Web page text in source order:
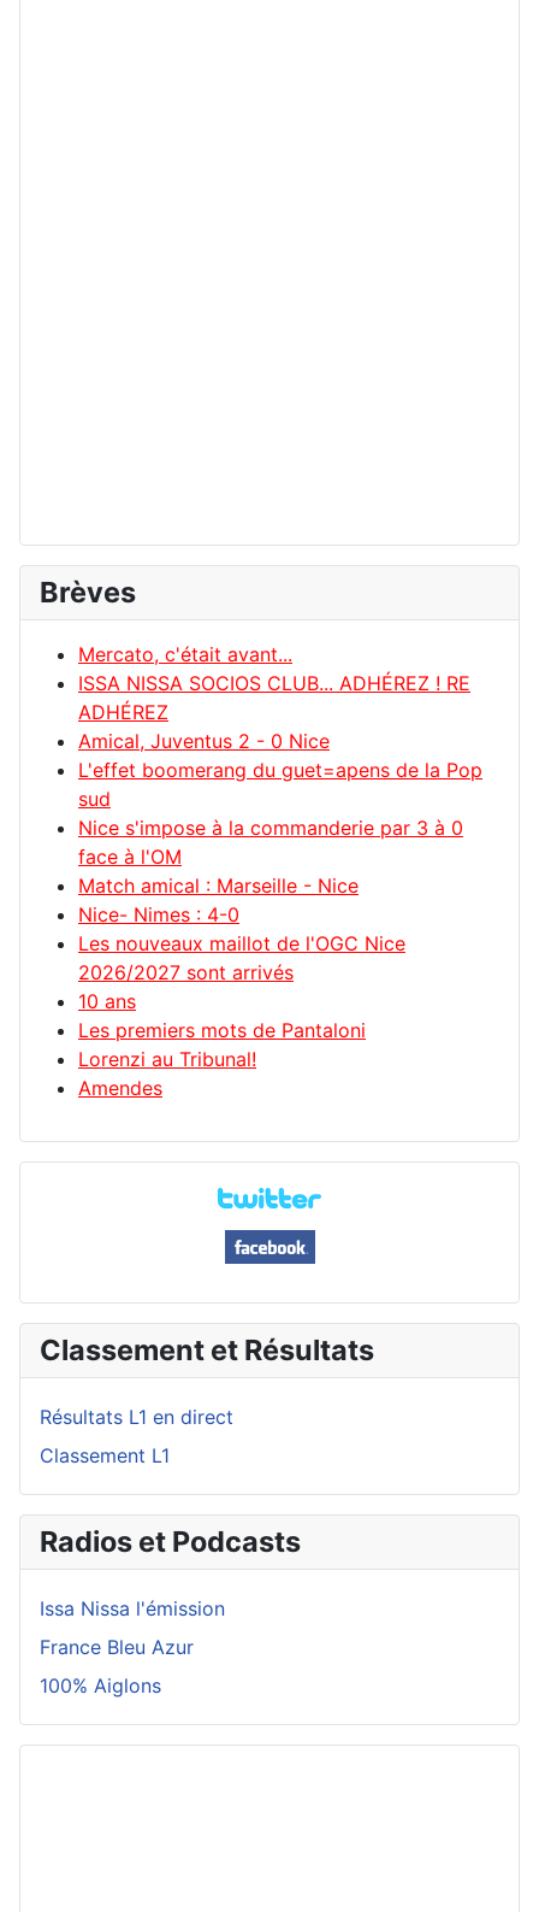
Brèves
Mercato, c'était avant...
ISSA NISSA SOCIOS CLUB... ADHÉREZ ! RE
ADHÉREZ
Amical, Juventus 2 - 0 Nice
L'effet boomerang du guet=apens de la Pop
sud
Nice s'impose à la commanderie par 3 à 0
face à l'OM
Match amical : Marseille - Nice
Nice- Nimes : 4-0
Les nouveaux maillot de l'OGC Nice
2026/2027 sont arrivés
10 ans
Les premiers mots de Pantaloni
Lorenzi au Tribunal!
Amendes
Classement et Résultats
Résultats L1 en direct
Classement L1
Radios et Podcasts
Issa Nissa l'émission
France Bleu Azur
100% Aiglons